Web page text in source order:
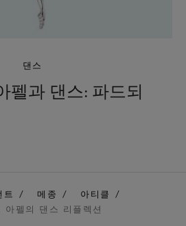
댄스
펠과 댄스: 파드되
트 메종
아티클
아펠의 댄스 리플렉션